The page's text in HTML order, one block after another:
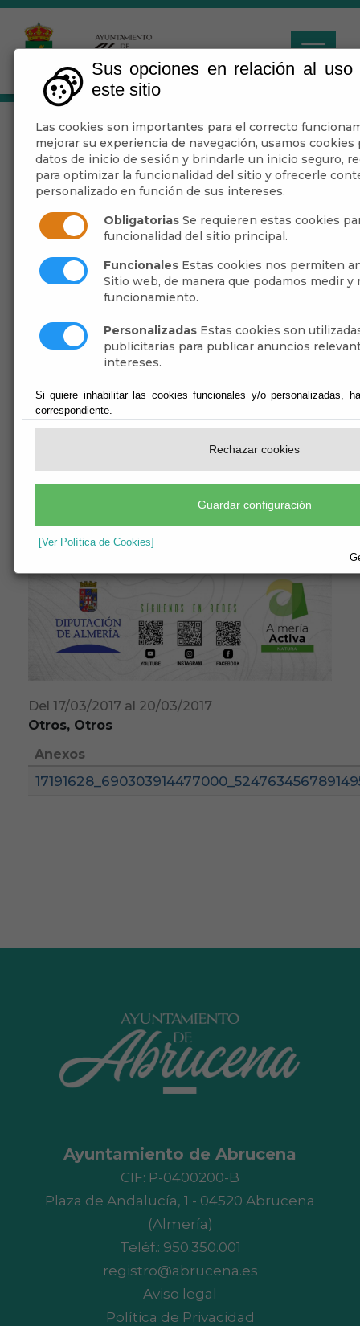
Sus opciones en relación al
este sitio
Las cookies son importantes para el correcto
mejorar su experiencia de navegación, usamos cookies
datos de inicio de sesión y brindarle un inicio seguro,
para optimizar la funcionalidad del sitio y ofrecerle
personalizado en función de sus intereses.
ObligatoriasSe requieren estas cookies
funcionalidad del sitio principal.
FuncionalesEstas cookies nos permiten
Sitio web, de manera que podamos medir y
funcionamiento.
PersonalizadasEstas cookies son
publicitarias para publicar anuncios
intereses.
Si quiere inhabilitar las cookies funcionales y/o personalizadas,
correspondiente.
Rechazar cookies
Guardar configuración
[Ver Política de Cookies]
Senderos 2022
Escuchar
Del 17/03/2017 al 20/03/2017
Otros, Otros
Anexos
Ayuntamiento de Abrucena
CIF: P-0400200-B
Plaza de Andalucía, 1 - 04520 Abrucena
(Almería)
Teléf.: 950.350.001
registro@abrucena.es
Aviso legal
Política de Privacidad